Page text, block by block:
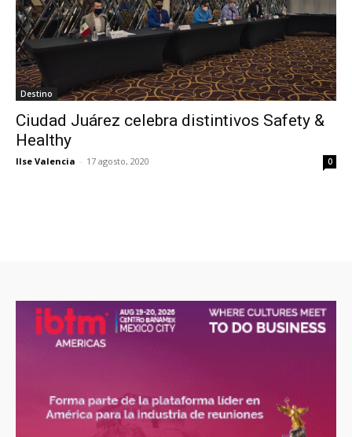
Destino
Ciudad Juárez celebra distintivos Safety &
Healthy
Ilse Valencia - 17 agosto, 2020 0